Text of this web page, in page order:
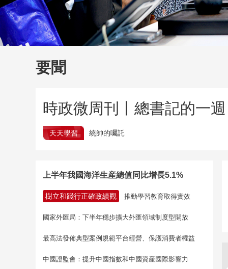
要聞
時政微周刊丨總書記的一
天天學習 統帥的囑託
上半年我國海洋生産總值同比增長5.1%
樹立和踐行正確政績觀 推動學習教育取得實效
國家外匯局：下半年穩步擴大外匯領域制度型開放
最高法發佈典型案例規範平台經營、保護消費者權益
中國證監會：提升中國指數和中國資産國際影響力